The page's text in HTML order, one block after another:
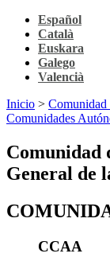
Español
Català
Euskara
Galego
Valencià
Inicio > Comunidad
Comunidades
Comunidad
General de
CCAA